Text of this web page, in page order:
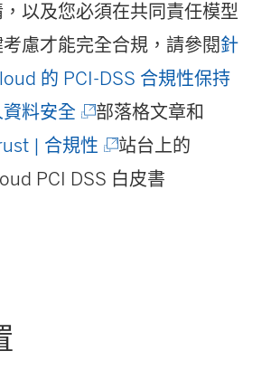
以及您必須在共同責任模型
慮才能完全合規，請參閱針
的 PCI-DSS 合規性保持
料安全 (
連
結
部落格文章和
| 合規性 (
連
站台上的
PCI DSS 白皮書